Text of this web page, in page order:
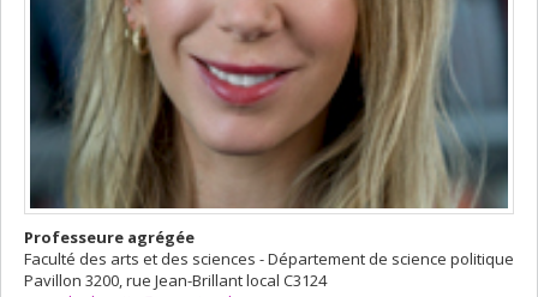
Professeure agrégée
Faculté des arts et des sciences - Département de science politique
Pavillon 3200, rue Jean-Brillantlocal C3124